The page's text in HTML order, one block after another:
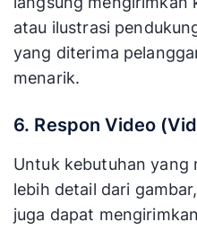
atau ilustrasi
yang diterima
menarik.
6. Respon Video
Untuk kebutuhan yang
lebih detail dari
juga dapat